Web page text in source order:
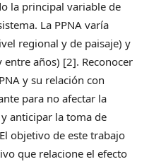
la principal variable de
La PPNA varía
regional y de paisaje) y
años) [2]. Reconocer
y su relación con
para no afectar la
anticipar la toma de
objetivo de este trabajo
que relacione el efecto